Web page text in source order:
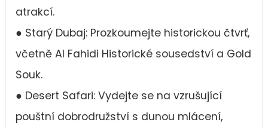
atrakcí.
● Starý Dubaj: Prozkoumejte historickou čtvrť,
včetně Al Fahidi Historické sousedství a Gold
Souk.
● Desert Safari: Vydejte se na vzrušující
pouštní dobrodružství s dunou mlácení,